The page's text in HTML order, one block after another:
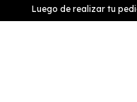
Luego de realizar tu